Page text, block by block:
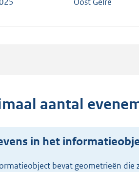
aantal
in het
bevat geometrieën die